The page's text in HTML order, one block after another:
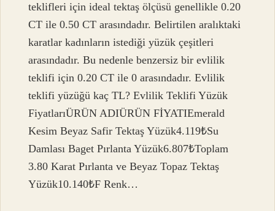
teklifleri için ideal tektaş ölçüsü genellikle 0.20
CT ile 0.50 CT arasındadır. Belirtilen aralıktaki
karatlar kadınların istediği yüzük çeşitleri
arasındadır. Bu nedenle benzersiz bir evlilik
teklifi için 0.20 CT ile 0 arasındadır. Evlilik
teklifi yüzüğü kaç TL? Evlilik Teklifi Yüzük
FiyatlarıÜRÜN ADIÜRÜN FİYATIEmerald
Kesim Beyaz Safir Tektaş Yüzük4.119₺Su
Damlası Baget Pırlanta Yüzük6.807₺Toplam
3.80 Karat Pırlanta ve Beyaz Topaz Tektaş
Yüzük10.140₺F Renk…